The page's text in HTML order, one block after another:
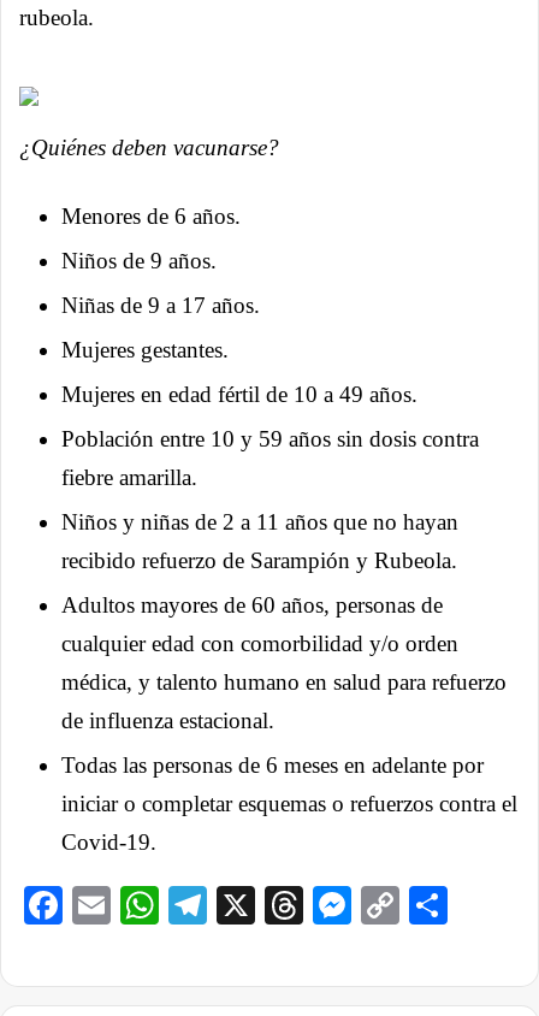
rubeola.
¿Quiénes deben vacunarse?
Menores de 6 años.
Niños de 9 años.
Niñas de 9 a 17 años.
Mujeres gestantes.
Mujeres en edad fértil de 10 a 49 años.
Población entre 10 y 59 años sin dosis contra
fiebre amarilla.
Niños y niñas de 2 a 11 años que no hayan
recibido refuerzo de Sarampión y Rubeola.
Adultos mayores de 60 años, personas de
cualquier edad con comorbilidad y/o orden
médica, y talento humano en salud para refuerzo
de influenza estacional.
Todas las personas de 6 meses en adelante por
iniciar o completar esquemas o refuerzos contra el
Covid-19.
Facebook
EmailWhatsApp
Telegram
X ThreadsCopy